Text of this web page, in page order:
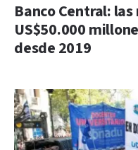
Banco Central:
US$50.000
desde 2019